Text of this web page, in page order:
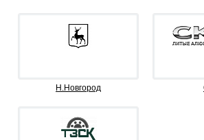
Н.Новгород